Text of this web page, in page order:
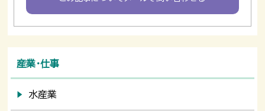
産業・仕事
水産業